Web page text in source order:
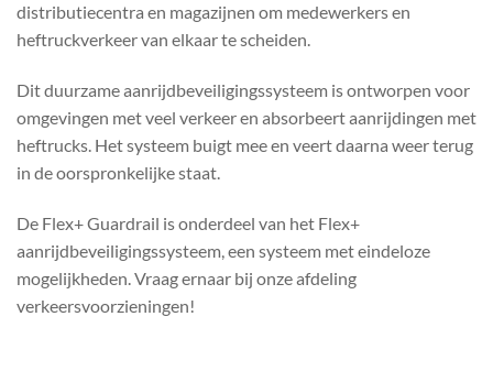
distributiecentra en magazijnen om medewerkers en
heftruckverkeer van elkaar te scheiden.
Dit duurzame aanrijdbeveiligingssysteem is ontworpen voor
omgevingen met veel verkeer en absorbeert aanrijdingen met
heftrucks. Het systeem buigt mee en veert daarna weer terug
in de oorspronkelijke staat.
De Flex+ Guardrail is onderdeel van het Flex+
aanrijdbeveiligingssysteem, een systeem met eindeloze
mogelijkheden. Vraag ernaar bij onze afdeling
verkeersvoorzieningen!